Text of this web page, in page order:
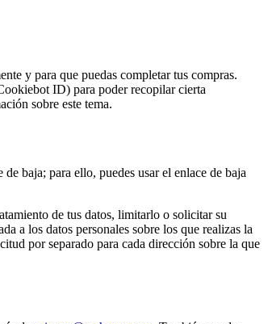
y para que puedas completar tus compras.
ID) para poder recopilar cierta
sobre este tema.
baja; para ello, puedes usar el enlace de baja
de tus datos, limitarlo o solicitar su
a los datos personales sobre los que realizas la
por separado para cada dirección sobre la que